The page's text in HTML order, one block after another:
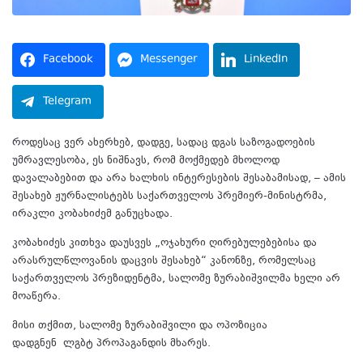
Facebook Messenger LinkedIn
Telegram
როდესაც ვერ ახერხებ, დადგე, სადაც დგას საზოგადოების
უმრავლესობა, ეს ნიშნავს, რომ მოქმედებ მხოლოდ
დავალაბებით და არა ხალხის ინტერესების შესაბამისად, – ამის
შესახებ ჟურნალისტებს საქართველოს პრემიერ-მინისტრმა,
ირაკლი კობახიძემ განუცხადა.
კობახიძეს კითხვა დაუსვეს „ოჯახური ღირებულებებისა და
არასრულწლოვანის დაცვის შესახებ“ კანონზე, რომელსაც
საქართველოს პრეზიდენტმა, სალომე ზურაბიშვილმა ხელი არ
მოაწერა.
მისი თქმით, სალომე ზურაბიშვილი და ოპოზიცია
დადგნენ ლგბტ პროპაგანდის მხარეს.